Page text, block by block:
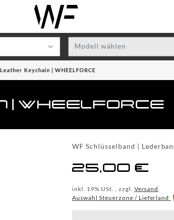
Modell wählen
Keychain | WHEELFORCE
WF Schlüsselband |
25,00 €
inkl. 19% USt. , zzgl. Versand
Auswahl Steuerzone / Lieferland